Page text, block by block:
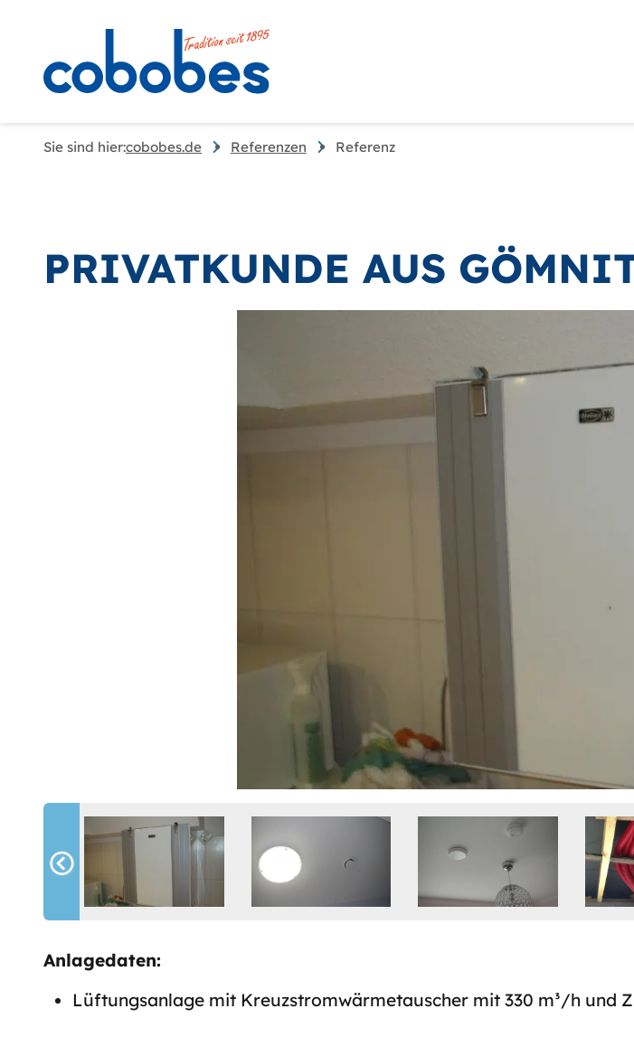
Sie sind hier:cobobes.de Referenzen Referenz
PRIVATKUNDE AUS
Anlagedaten:
Lüftungsanlage mit Kreuzstromwärmetauscher mit 330 m³/h und